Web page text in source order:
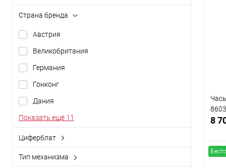
Страна бренда
Австрия
Великобритания
Германия
Гонконг
Дания
Показать ещё 11
Циферблат
аналоговый (стрелки)
аналоговый + цифровой
Тип механизма
8